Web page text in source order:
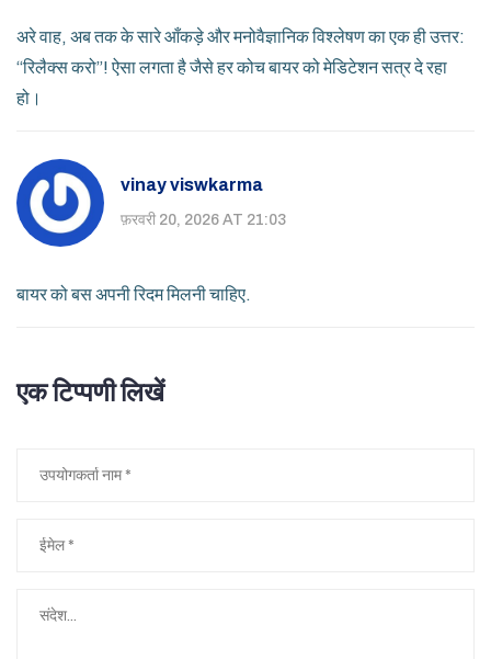
अरे वाह, अब तक के सारे आँकड़े और मनोवैज्ञानिक विश्लेषण का एक ही उत्तर:
“रिलैक्स करो”! ऐसा लगता है जैसे हर कोच बायर को मेडिटेशन सत्र दे रहा
हो।
vinay viswkarma
फ़रवरी 20, 2026 AT 21:03
बायर को बस अपनी रिदम मिलनी चाहिए.
एक टिप्पणी लिखें